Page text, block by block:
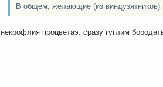
В общем, желающие (из виндузятников)
некрофлия процветаэ. сразу гуглим